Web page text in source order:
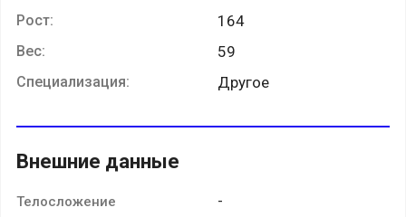
Рост: 164
Вес: 59
Специализация: Другое
Внешние данные
Телосложение -